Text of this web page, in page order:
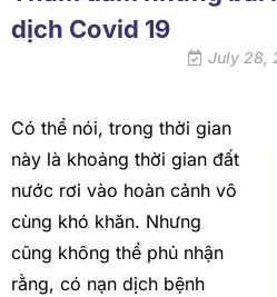
dịch Covid 19
July 28,
Có thể nói, trong thời gian
này là khoảng thời gian đất
nước rơi vào hoàn cảnh vô
cùng khó khăn. Nhưng
cũng không thể phủ nhận
rằng, có nạn dịch bệnh